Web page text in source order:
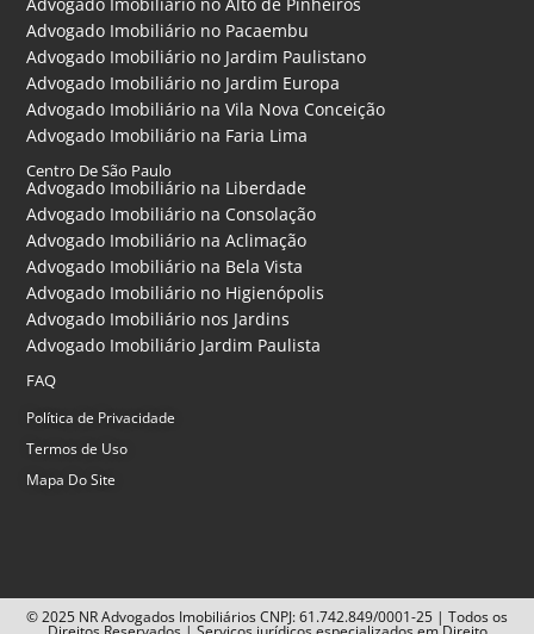
Advogado Imobiliário no Pacaembu
Advogado Imobiliário no Jardim Paulistano
Advogado Imobiliário no Jardim Europa
Advogado Imobiliário na Vila Nova Conceição
Advogado Imobiliário na Faria Lima
Centro De São Paulo
Advogado Imobiliário na Liberdade
Advogado Imobiliário na Consolação
Advogado Imobiliário na Aclimação
Advogado Imobiliário na Bela Vista
Advogado Imobiliário no Higienópolis
Advogado Imobiliário nos Jardins
Advogado Imobiliário Jardim Paulista
FAQ
Política de Privacidade
Termos de Uso
Mapa Do Site
© 2025 NR Advogados Imobiliários CNPJ: 61.742.849/0001-25 | Todos os